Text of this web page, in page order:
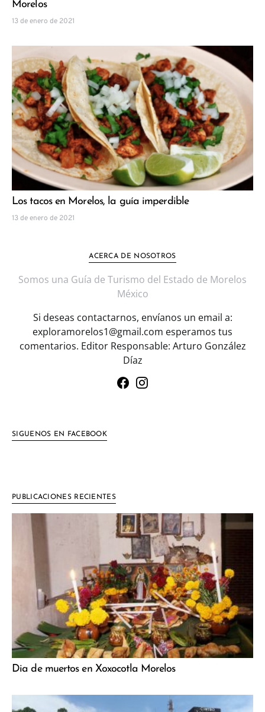
Morelos
13 de enero de 2021
Los tacos en Morelos, la guía imperdible
13 de enero de 2021
ACERCA DE NOSOTROS
Somos una Guía de Turismo del Estado de Morelos
México
Si deseas contactarnos, envíanos un email a:
exploramorelos1@gmail.com esperamos tus
comentarios. Editor Responsable: Arturo González
Díaz
SIGUENOS EN FACEBOOK
PUBLICACIONES RECIENTES
Dia de muertos en Xoxocotla Morelos